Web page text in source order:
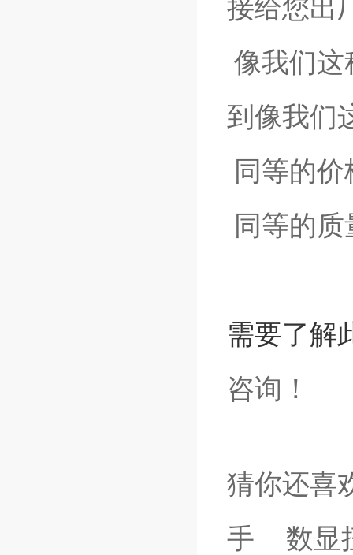
接给您出
像我们这
到像我们
同等的
同等的
需要了解
咨询 ！
猜你还喜
手
数显